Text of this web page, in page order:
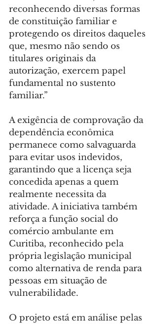
reconhecendo diversas formas
de constituição familiar e
protegendo os direitos daqueles
que, mesmo não sendo os
titulares originais da
autorização, exercem papel
fundamental no sustento
familiar.”
A exigência de comprovação da
dependência econômica
permanece como salvaguarda
para evitar usos indevidos,
garantindo que a licença seja
concedida apenas a quem
realmente necessita da
atividade. A iniciativa também
reforça a função social do
comércio ambulante em
Curitiba, reconhecido pela
própria legislação municipal
como alternativa de renda para
pessoas em situação de
vulnerabilidade.
O projeto está em análise pelas